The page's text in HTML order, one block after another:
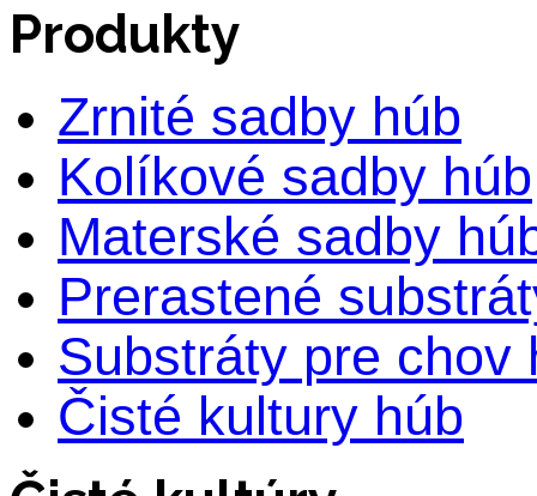
Produkty
Zrnité sadby húb
Kolíkové sadby húb
Materské sadby
Prerastené
Substráty pre chov
Čisté kultury húb